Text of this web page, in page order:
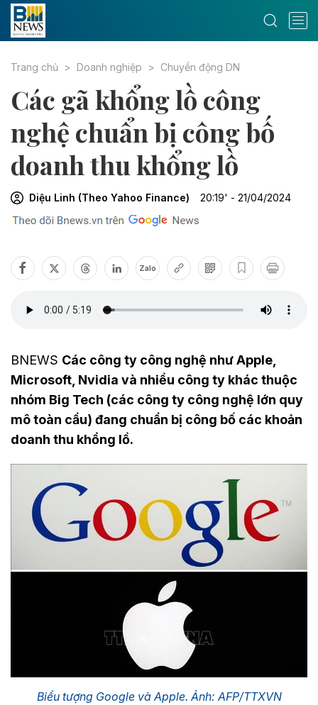
Trang chủ Doanh nghiệp Chuyển động DN
Các gã khổng lồ công
nghệ chuẩn bị công bố
doanh thu khổng lồ
Diệu Linh (Theo Yahoo Finance) 20:19' - 21/04/2024
Zalo
BNEWS Các công ty công nghệ như Apple,
Microsoft, Nvidia và nhiều công ty khác thuộc
nhóm Big Tech (các công ty công nghệ lớn quy
mô toàn cầu) đang chuẩn bị công bố các khoản
doanh thu khổng lồ.
Biểu tượng Google và Apple. Ảnh: AFP/TTXVN